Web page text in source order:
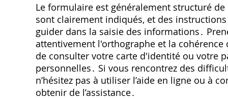
Le formulaire est généralement structuré
sont clairement indiqués, et des
guider dans la saisie des informations․
attentivement l'orthographe et la
de consulter votre carte d'identité ou votre
personnelles․ Si vous rencontrez des
n’hésitez pas à utiliser l’aide en ligne ou à
obtenir de l’assistance․